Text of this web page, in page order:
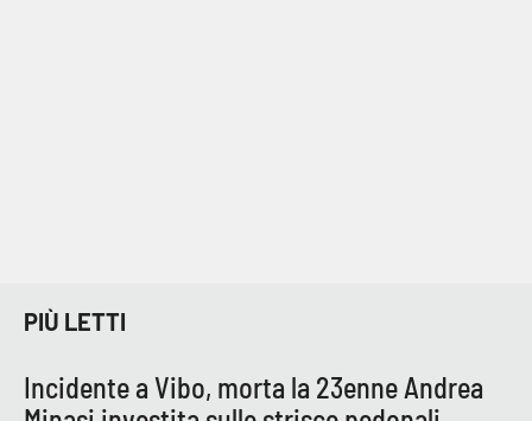
PIÙ LETTI
Incidente a Vibo, morta la 23enne Andrea